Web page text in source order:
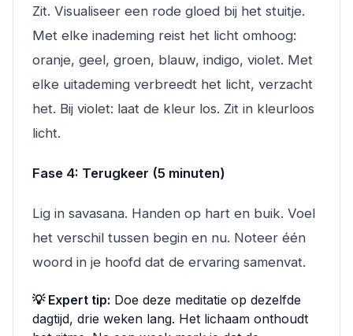
Zit. Visualiseer een rode gloed bij het stuitje.
Met elke inademing reist het licht omhoog:
oranje, geel, groen, blauw, indigo, violet. Met
elke uitademing verbreedt het licht, verzacht
het. Bij violet: laat de kleur los. Zit in kleurloos
licht.
Fase 4: Terugkeer (5 minuten)
Lig in savasana. Handen op hart en buik. Voel
het verschil tussen begin en nu. Noteer één
woord in je hoofd dat de ervaring samenvat.
💡 Expert tip: Doe deze meditatie op dezelfde
dagtijd, drie weken lang. Het lichaam onthoudt